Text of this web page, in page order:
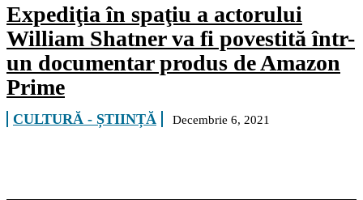
Expediţia în spaţiu a actorului
William Shatner va fi povestită într-
un documentar produs de Amazon
Prime
CULTURĂ - ȘTIINȚĂ Decembrie 6, 2021